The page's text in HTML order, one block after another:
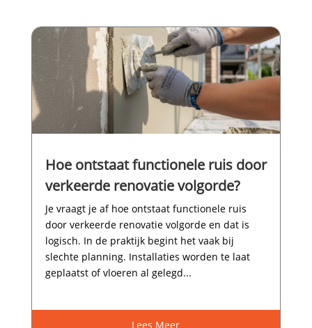
Hoe ontstaat functionele ruis door
verkeerde renovatie volgorde?
Je vraagt je af hoe ontstaat functionele ruis
door verkeerde renovatie volgorde en dat is
logisch.​ In de praktijk begint het vaak bij
slechte planning.​ Installaties worden te laat
geplaatst of vloeren al gelegd...
Lees Meer